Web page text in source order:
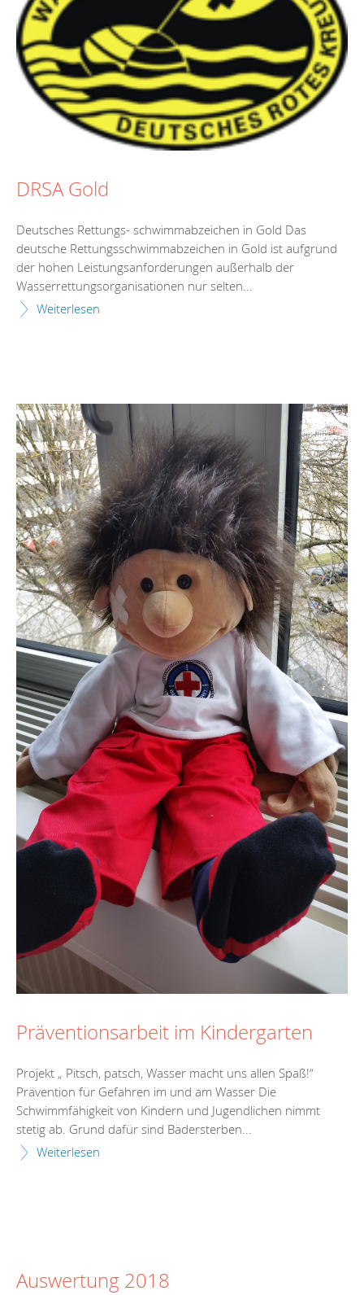
DRSA Gold
Deutsches Rettungs- schwimmabzeichen in Gold Das
deutsche Rettungsschwimmabzeichen in Gold ist aufgrund
der hohen Leistungsanforderungen außerhalb der
Wasserrettungsorganisationen nur selten...
Weiterlesen
Präventionsarbeit im Kindergarten
Projekt „ Pitsch, patsch, Wasser macht uns allen Spaß!“
Prävention für Gefahren im und am Wasser Die
Schwimmfähigkeit von Kindern und Jugendlichen nimmt
stetig ab. Grund dafür sind Bädersterben...
Weiterlesen
Auswertung 2018